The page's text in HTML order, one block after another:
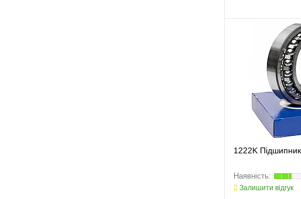
1222K Підшипник
Залишити відгук